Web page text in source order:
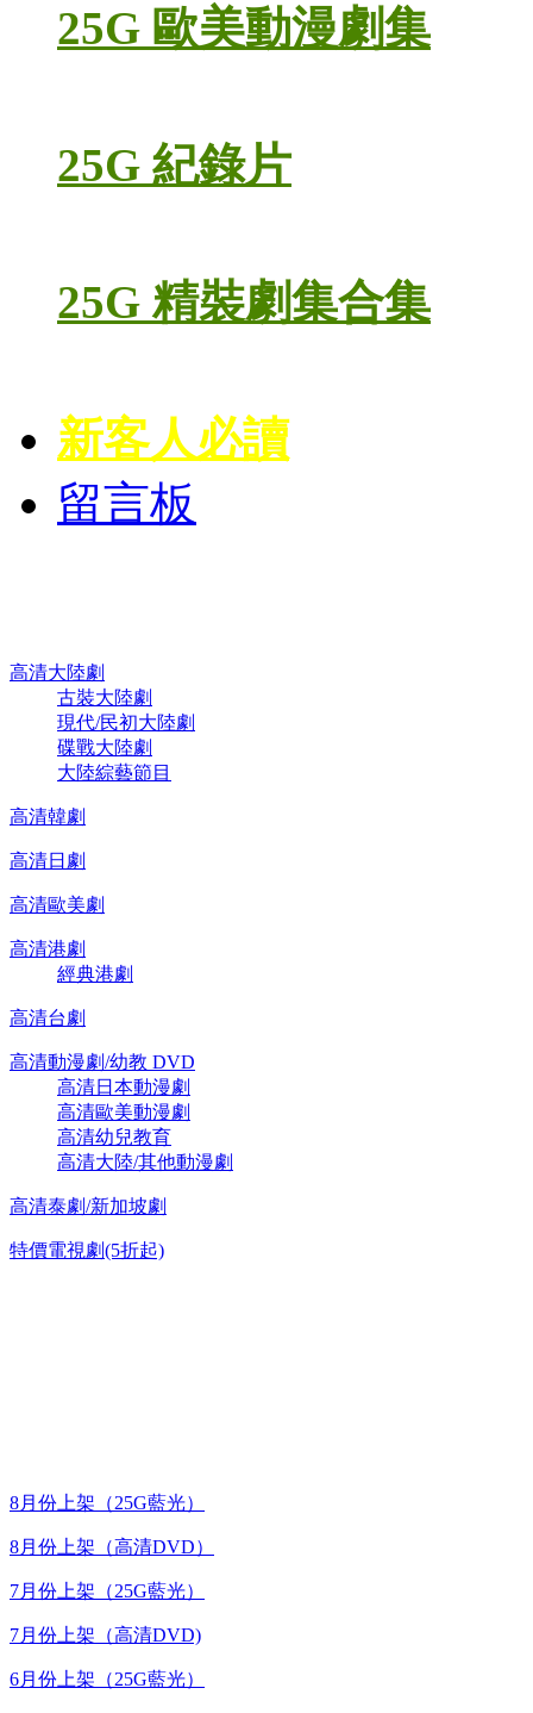
25G 歐美動漫劇集
25G 紀錄片
25G 精裝劇集合集
新客人必讀
留言板
高清大陸劇
古裝大陸劇
現代/民初大陸劇
碟戰大陸劇
大陸綜藝節目
高清韓劇
高清日劇
高清歐美劇
高清港劇
經典港劇
高清台劇
高清動漫劇/幼教 DVD
高清日本動漫劇
高清歐美動漫劇
高清幼兒教育
高清大陸/其他動漫劇
高清泰劇/新加坡劇
特價電視劇(5折起)
8月份上架（25G藍光）
8月份上架（高清DVD）
7月份上架（25G藍光）
7月份上架（高清DVD)
6月份上架（25G藍光）